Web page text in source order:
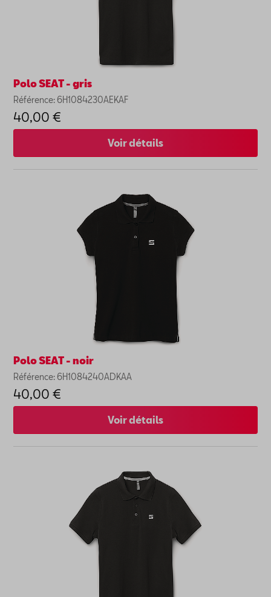
Polo SEAT - gris
Référence: 6H1084230AEKAF
40,00 €
Voir détails
Polo SEAT - noir
Référence: 6H1084240ADKAA
40,00 €
Voir détails